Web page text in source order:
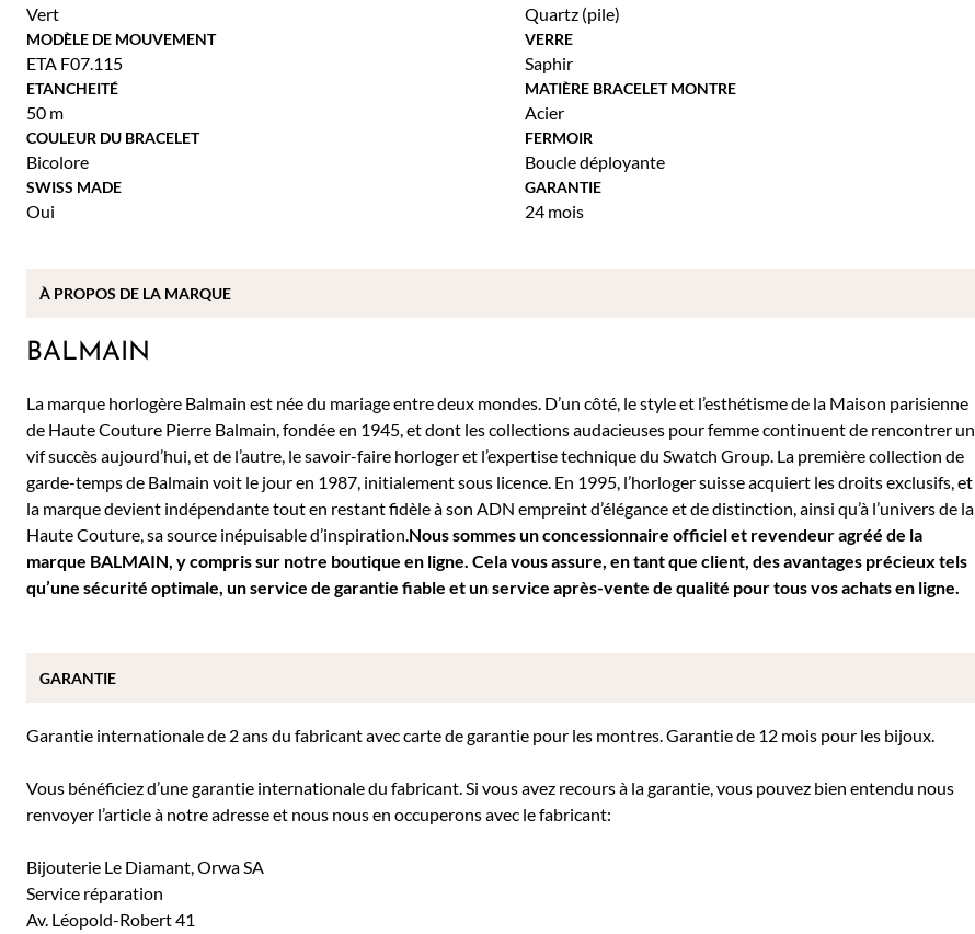
Vert Quartz (pile)
MODÈLE DE MOUVEMENT
ETA F07.115
VERRE
Saphir
ETANCHEITÉ
50 m
MATIÈRE BRACELET MONTRE
Acier
COULEUR DU BRACELET
Bicolore
FERMOIR
Boucle déployante
SWISS MADE
Oui
GARANTIE
24 mois
BALMAIN
La marque horlogère Balmain est née du mariage entre deux mondes. D’un côté, le style et l’esthétisme de la Maison parisienne
de Haute Couture Pierre Balmain, fondée en 1945, et dont les collections audacieuses pour femme continuent de rencontrer un
vif succès aujourd’hui, et de l’autre, le savoir-faire horloger et l’expertise technique du Swatch Group. La première collection de
garde-temps de Balmain voit le jour en 1987, initialement sous licence. En 1995, l’horloger suisse acquiert les droits exclusifs, et
la marque devient indépendante tout en restant fidèle à son ADN empreint d’élégance et de distinction, ainsi qu’à l’univers de la
Haute Couture, sa source inépuisable d’inspiration.Nous sommes un concessionnaire officiel et revendeur agréé de la
marque BALMAIN, y compris sur notre boutique en ligne. Cela vous assure, en tant que client, des avantages précieux tels
qu’une sécurité optimale, un service de garantie fiable et un service après-vente de qualité pour tous vos achats en ligne.
Garantie internationale de 2 ans du fabricant avec carte de garantie pour les montres. Garantie de 12 mois pour les bijoux.
Vous bénéficiez d’une garantie internationale du fabricant. Si vous avez recours à la garantie, vous pouvez bien entendu nous
renvoyer l’article à notre adresse et nous nous en occuperons avec le fabricant:
Bijouterie Le Diamant, Orwa SA
Service réparation
Av. Léopold-Robert 41
À PROPOS DE LA MARQUE
GARANTIE